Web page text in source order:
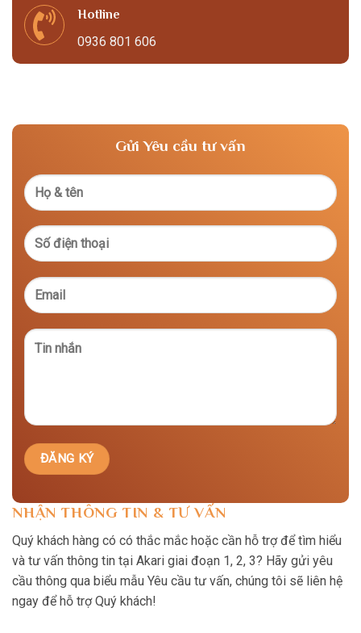
Hotline
0936 801 606
Gửi Yêu cầu tư vấn
NHẬN THÔNG TIN & TƯ VẤN
Quý khách hàng có có thắc mắc hoặc cần hỗ trợ để tìm hiểu
và tư vấn thông tin tại Akari giai đoạn 1, 2, 3? Hãy gửi yêu
cầu thông qua biểu mẫu Yêu cầu tư vấn, chúng tôi sẽ liên hệ
ngay để hỗ trợ Quý khách!